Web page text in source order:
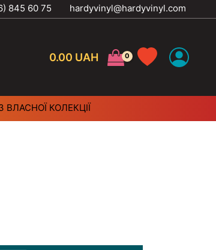
845 60 75 hardyvinyl@hardyvinyl.com
0.00 UAH
ВЛАСНОЇ КОЛЕКЦІЇ